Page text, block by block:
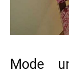
Mode